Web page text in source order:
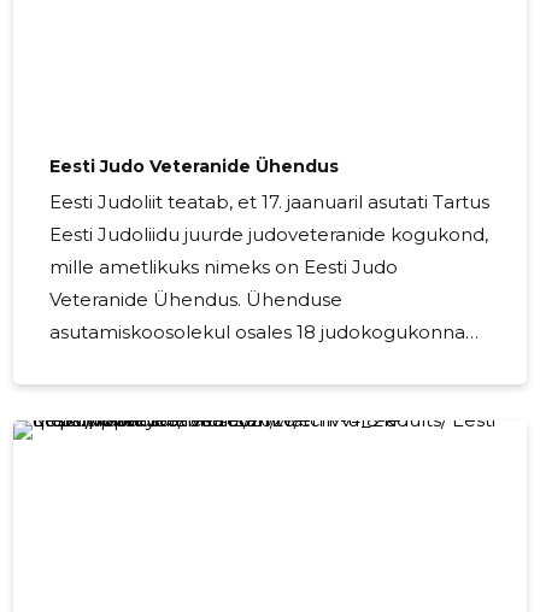
Eesti Judo Veteranide Ühendus
Eesti Judoliit teatab, et 17. jaanuaril asutati Tartus
Eesti Judoliidu juurde judoveteranide kogukond,
mille ametlikuks nimeks on Eesti Judo
Veteranide Ühendus. Ühenduse
asutamiskoosolekul osales 18 judokogukonna
liikmesklubi. Ühenduse tuumikrühma valiti: